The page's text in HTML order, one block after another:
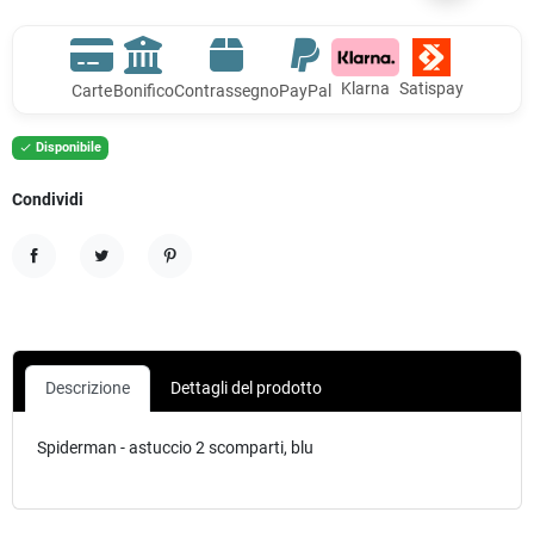
CarteBonificoContrassegnoPayPal Klarna Satispay
 Disponibile
Condividi
Descrizione Dettagli del prodotto
Spiderman - astuccio 2 scomparti, blu